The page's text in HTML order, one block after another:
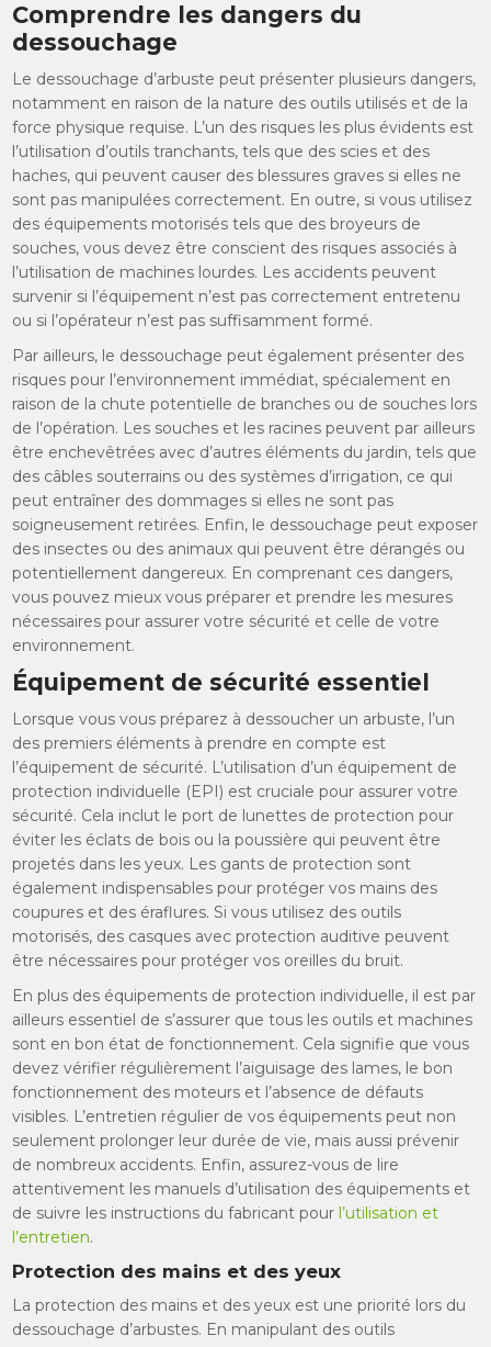
Comprendre les dangers du
dessouchage
Le dessouchage d’arbuste peut présenter plusieurs dangers,
notamment en raison de la nature des outils utilisés et de la
force physique requise. L’un des risques les plus évidents est
l’utilisation d’outils tranchants, tels que des scies et des
haches, qui peuvent causer des blessures graves si elles ne
sont pas manipulées correctement. En outre, si vous utilisez
des équipements motorisés tels que des broyeurs de
souches, vous devez être conscient des risques associés à
l’utilisation de machines lourdes. Les accidents peuvent
survenir si l’équipement n’est pas correctement entretenu
ou si l’opérateur n’est pas suffisamment formé.
Par ailleurs, le dessouchage peut également présenter des
risques pour l’environnement immédiat, spécialement en
raison de la chute potentielle de branches ou de souches lors
de l’opération. Les souches et les racines peuvent par ailleurs
être enchevêtrées avec d’autres éléments du jardin, tels que
des câbles souterrains ou des systèmes d’irrigation, ce qui
peut entraîner des dommages si elles ne sont pas
soigneusement retirées. Enfin, le dessouchage peut exposer
des insectes ou des animaux qui peuvent être dérangés ou
potentiellement dangereux. En comprenant ces dangers,
vous pouvez mieux vous préparer et prendre les mesures
nécessaires pour assurer votre sécurité et celle de votre
environnement.
Équipement de sécurité essentiel
Lorsque vous vous préparez à dessoucher un arbuste, l’un
des premiers éléments à prendre en compte est
l’équipement de sécurité. L’utilisation d’un équipement de
protection individuelle (EPI) est cruciale pour assurer votre
sécurité. Cela inclut le port de lunettes de protection pour
éviter les éclats de bois ou la poussière qui peuvent être
projetés dans les yeux. Les gants de protection sont
également indispensables pour protéger vos mains des
coupures et des éraflures. Si vous utilisez des outils
motorisés, des casques avec protection auditive peuvent
être nécessaires pour protéger vos oreilles du bruit.
En plus des équipements de protection individuelle, il est par
ailleurs essentiel de s’assurer que tous les outils et machines
sont en bon état de fonctionnement. Cela signifie que vous
devez vérifier régulièrement l’aiguisage des lames, le bon
fonctionnement des moteurs et l’absence de défauts
visibles. L’entretien régulier de vos équipements peut non
seulement prolonger leur durée de vie, mais aussi prévenir
de nombreux accidents. Enfin, assurez-vous de lire
attentivement les manuels d’utilisation des équipements et
de suivre les instructions du fabricant pour l’utilisation et
l’entretien.
Protection des mains et des yeux
La protection des mains et des yeux est une priorité lors du
dessouchage d’arbustes. En manipulant des outils